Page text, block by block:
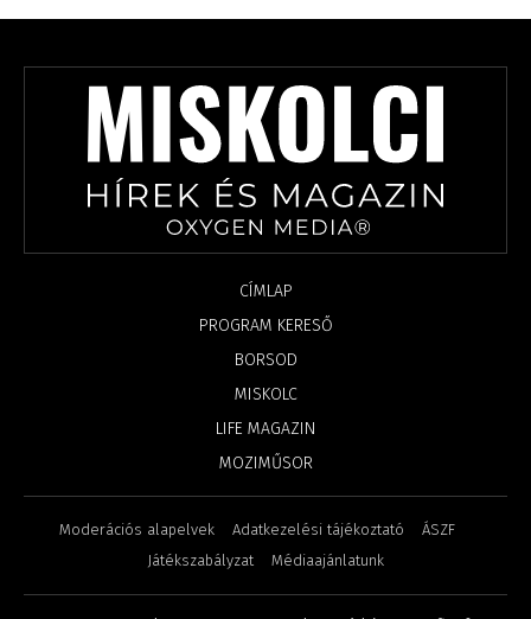
CÍMLAP
PROGRAM KERESŐ
BORSOD
MISKOLC
LIFE MAGAZIN
MOZIMŰSOR
Moderációs alapelvek Adatkezelési tájékoztató
ÁSZF
Játékszabályzat
Médiaajánlatunk